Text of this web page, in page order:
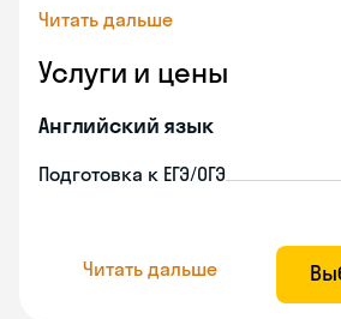
Читать дальше
Услуги и цены
Английский язык
Подготовка к ЕГЭ/ОГЭ
Читать дальше